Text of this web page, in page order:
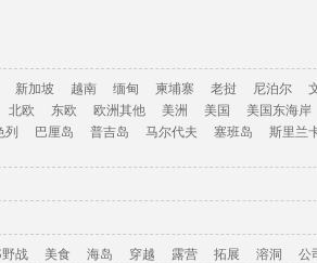
新加坡 越南 缅甸 柬埔寨 老挝 尼泊尔
北欧 东欧 欧洲其他 美洲 美国 美国东海岸
列 巴厘岛 普吉岛 马尔代夫 塞班岛 斯里兰
野战 美食 海岛 穿越 露营 拓展 溶洞 公